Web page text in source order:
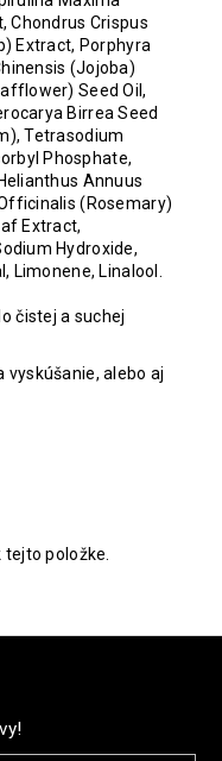
Chondrus Crispus
Extract, Porphyra
(Jojoba)
Seed Oil,
Birrea Seed
Tetrasodium
Phosphate,
Annuus
(Rosemary)
Extract,
Hydroxide,
Limonene, Linalool.
čistej a suchej
vyskúšanie, alebo aj
tejto položke.